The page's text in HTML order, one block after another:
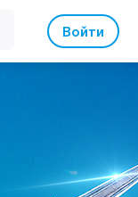
Войти